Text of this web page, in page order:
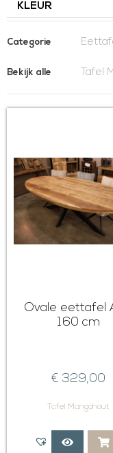
KLEUR
Categorie
Bekijk alle Tafel
Ovale eettafel
160 cm
€ 329,00
Tafel Mangohout